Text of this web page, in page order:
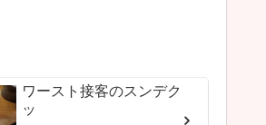
ワースト接客のスンデク
ッ